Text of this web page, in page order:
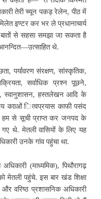
तेरी च्यून पकड़ रेलेन, पीठ में
इण्टर कर भर ले प्रधानाचार्य
से सहसा समझा जा सकता है
थे.
पर्यावरण संरक्षण, सांस्कृतिक,
सर्वाधिक प्रश्न पूछने,
स्वानुशासन, हस्तलेखन आदि के
कााओं ित्वप्रयास काफी पसंद
से सूची प्राप्त कर जनपद के
थे. मेतली वासियों के लिए यह
उनके गांव पहुंचा था.
(माध्यमिक), पिथौरागढ़
पहुंचे. इस बार खंड शिक्षा
वरिष्ठ प्रशासनिक अधिकारी